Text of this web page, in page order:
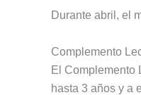
Durante abril, el
Complemento
El Complemento
hasta 3 años y a